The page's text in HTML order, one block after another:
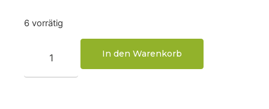
6 vorrätig
In den Warenkorb